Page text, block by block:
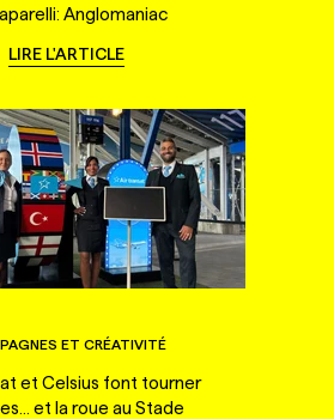
Anglomaniac
LIRE L'ARTICLE
ET CRÉATIVITÉ
et Celsius font tourner
et la roue au Stade